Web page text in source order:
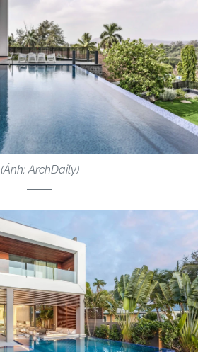
(Ảnh: ArchDaily)